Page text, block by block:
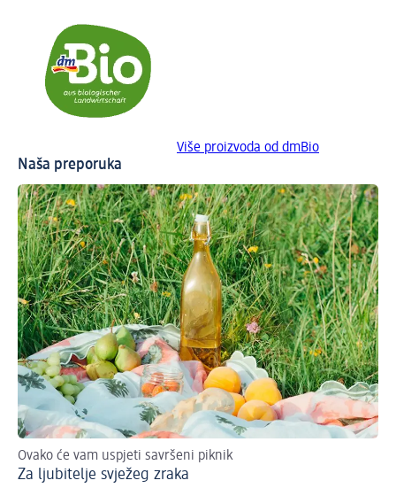
Više proizvoda od dmBio
Naša preporuka
Ovako će vam uspjeti savršeni piknik
Za ljubitelje svježeg zraka